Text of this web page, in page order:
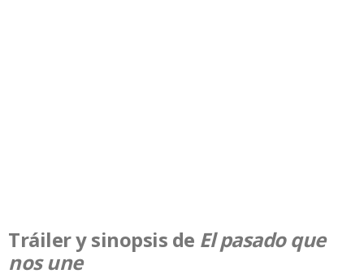
Tráiler y sinopsis de El pasado que
nos une